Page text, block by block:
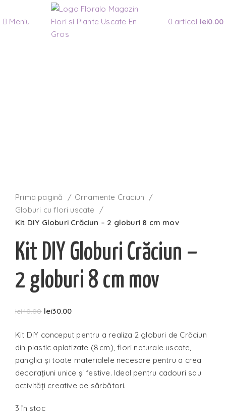
Meniu 0 articol lei0.00
Prima pagină
Ornamente Craciun
Globuri cu flori uscate
Kit DIY Globuri Crăciun – 2 globuri 8 cm mov
Kit DIY Globuri Crăciun –
2 globuri 8 cm mov
lei40.00 lei30.00
Kit DIY conceput pentru a realiza 2 globuri de Crăciun
din plastic aplatizate (8 cm), flori naturale uscate,
panglici și toate materialele necesare pentru a crea
decorațiuni unice și festive. Ideal pentru cadouri sau
activități creative de sărbători.
3 în stoc